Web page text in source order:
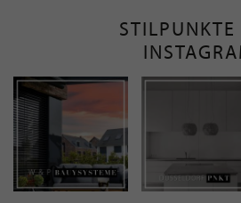
STILPUNKTE